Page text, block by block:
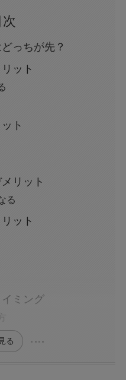
次
っちが先？
ット
ト
リット
る
ット
ミング
る